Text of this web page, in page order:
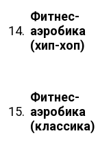
14.
Фитнес-
аэробика
(хип-хоп)
15.
Фитнес-
аэробика
(классика)